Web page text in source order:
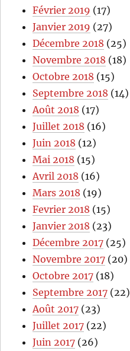
Février 2019 (17)
Janvier 2019 (27)
Décembre 2018 (25)
Novembre 2018 (18)
Octobre 2018 (15)
Septembre 2018 (14)
Août 2018 (17)
Juillet 2018 (16)
Juin 2018 (12)
Mai 2018 (15)
Avril 2018 (16)
Mars 2018 (19)
Fevrier 2018 (15)
Janvier 2018 (23)
Décembre 2017 (25)
Novembre 2017 (20)
Octobre 2017 (18)
Septembre 2017 (22)
Août 2017 (23)
Juillet 2017 (22)
Juin 2017 (26)